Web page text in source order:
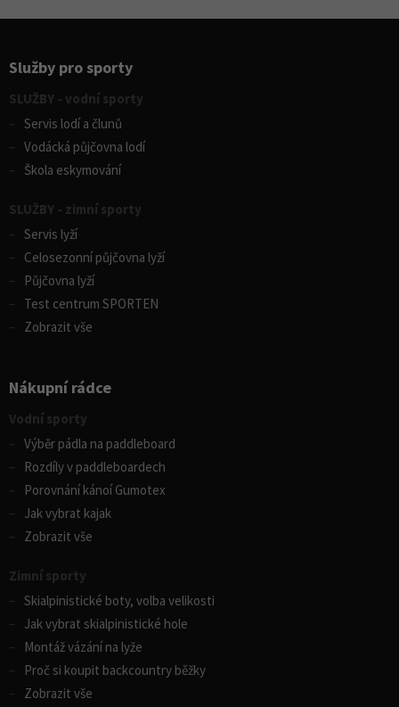
Služby pro sporty
SLUŽBY - vodní sporty
Servis lodí a člunů
Vodácká půjčovna lodí
Škola eskymování
SLUŽBY - zimní sporty
Servis lyží
Celosezonní půjčovna lyží
Půjčovna lyží
Test centrum SPORTEN
Zobrazit vše
Nákupní rádce
Vodní sporty
Výběr pádla na paddleboard
Rozdíly v paddleboardech
Porovnání kánoí Gumotex
Jak vybrat kajak
Zobrazit vše
Zimní sporty
Skialpinistické boty, volba velikosti
Jak vybrat skialpinistické hole
Montáž vázání na lyže
Proč si koupit backcountry běžky
Zobrazit vše